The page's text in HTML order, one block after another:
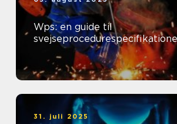
Wps: en guide til
31. juli 2025